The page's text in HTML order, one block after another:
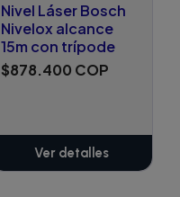
Nivel Láser Bosch
Nivelox alcance
15m con trípode
$878.400 COP
Ver detalles